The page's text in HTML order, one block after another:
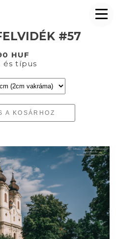
#57
HUF
és típus
A KOSÁRHOZ